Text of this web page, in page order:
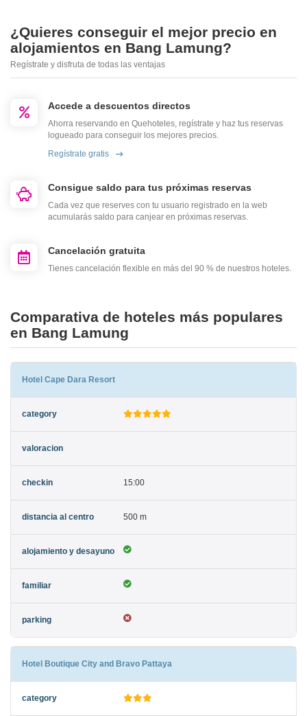
¿Quieres conseguir el mejor precio en
alojamientos en Bang Lamung?
Regístrate y disfruta de todas las ventajas
Accede a descuentos directos
Ahorra reservando en Quehoteles, regístrate y haz tus reservas
logueado para conseguir los mejores precios.
Regístrate gratis
Consigue saldo para tus próximas reservas
Cada vez que reserves con tu usuario registrado en la web
acumularás saldo para canjear en próximas reservas.
Cancelación gratuita
Tienes cancelación flexible en más del 90 % de nuestros hoteles.
Comparativa de hoteles más populares
en Bang Lamung
Hotel Cape Dara Resort
15:00
500 m
Hotel Boutique City and Bravo Pattaya